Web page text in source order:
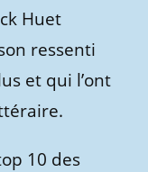
Huet
ressenti
et qui l’ont
10 des